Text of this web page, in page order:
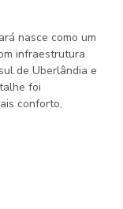
nasce como um
infraestrutura
de Uberlândia e
foi
conforto,